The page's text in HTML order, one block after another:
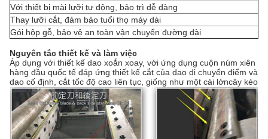
Với thiết bị mài lưỡi tự động, bảo trì dễ dàng
Thay lưỡi cắt, đảm bảo tuổi thọ máy dài
Gói hộp gỗ, bảo vệ an toàn vận chuyển đường dài
Nguyên tắc thiết kế và làm việc
Áp dụng với thiết kế dao xoắn xoay, với ứng dụng cuộn núm xiên
hàng đầu quốc tế đáp ứng thiết kế cắt của dao di chuyển điểm và
dao cố định, cắt tốc độ cao liên tục, giống như một cái lớncây kéo